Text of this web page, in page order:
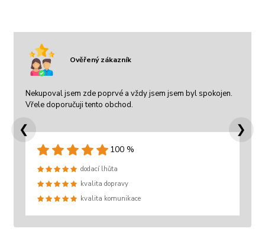
Ověřený zákazník
Nekupoval jsem zde poprvé a vždy jsem jsem byl spokojen.
Vřele doporučuji tento obchod.
100 %
dodací lhůta
kvalita dopravy
kvalita komunikace
❮ ❯